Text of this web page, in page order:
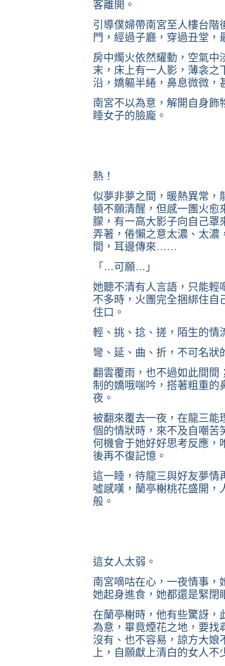
客離開。
引導僕婦帶南宮至人樓台階
門，經過子廳，穿過丑堂，
房中燭火依然耀動，空氣中
末，床上有一人影，薄衾之
沿，嬌軀半綣，鼻息微微，
南宮不以為意，解開自身飾
睡女子的臉龐。
熱！
似夢非夢之間，暖熱異常，
頓不願清醒，但感一團火愈
朦，有一高大影子向自己罩
弄著，倦懶之意太濃、太濃
間，耳邊傳來……
「…可願…」
她聽不清有人言語，只能輕
不多時，火團完全捆綁住自
住口。
輕、挑、捻、搓，陌生的情
彎、延、曲、折，不可名狀
翻雲覆雨，也不過如此間間
制的嬌哦喘吟，搭著粗重的
夜。
被翻來覆去一夜，在龍三能
個的情狀時，來不及自嘲苦
何機會于她好好思考反應，
後再不復記憶。
這一睡，待龍三與好友夢情
噓感嘆，蘭亭榭桃花盛開，
般。
這女人太弱。
南宮嘀咕在心，一夜情事，
她起身進食，她都還是緊閉
在蘭亭榭時，他有些驚訝，
為意，畢竟煙花之地，要找
沒有、也不容易，諒方大娘
上，自願獻上清白的女人不